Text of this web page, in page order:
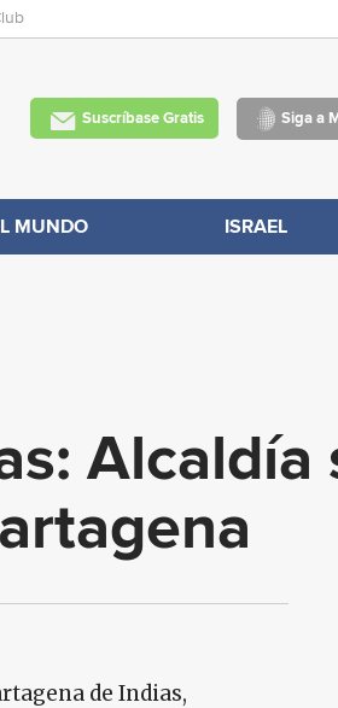
Suscríbase Gratis Siga a
MUNDO ISRAEL
Alcaldía
de Indias,